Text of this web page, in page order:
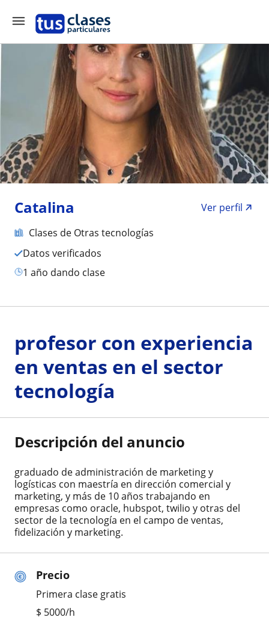
Catalina
Ver perfil
Clases de Otras tecnologías
Datos verificados
1 año dando clase
Precio
Primera clase gratis
$ 5000/h
profesor con experiencia
en ventas en el sector
tecnología
Descripción del anuncio
graduado de administración de marketing y
logísticas con maestría en dirección comercial y
marketing, y más de 10 años trabajando en
empresas como oracle, hubspot, twilio y otras del
sector de la tecnología en el campo de ventas,
fidelización y marketing.